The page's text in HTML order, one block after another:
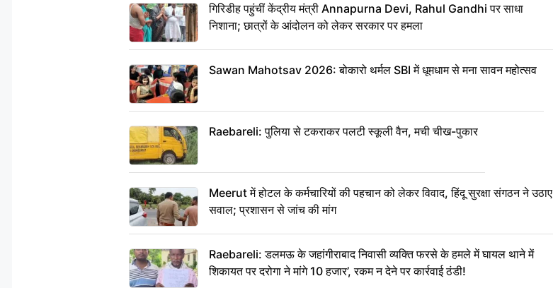
गिरिडीह पहुंचीं केंद्रीय मंत्री Annapurna Devi, Rahul Gandhi पर साधा
निशाना; छात्रों के आंदोलन को लेकर सरकार पर हमला
Sawan Mahotsav 2026: बोकारो थर्मल SBI में धूमधाम से मना सावन महोत्सव
Raebareli: पुलिया से टकराकर पलटी स्कूली वैन, मची चीख-पुकार
Meerut में होटल के कर्मचारियों की पहचान को लेकर विवाद, हिंदू सुरक्षा संगठन ने उठाए
सवाल; प्रशासन से जांच की मांग
Raebareli: डलमऊ के जहांगीराबाद निवासी व्यक्ति फरसे के हमले में घायल थाने में
शिकायत पर दरोगा ने मांगे 10 हजार’, रकम न देने पर कार्रवाई ठंडी!